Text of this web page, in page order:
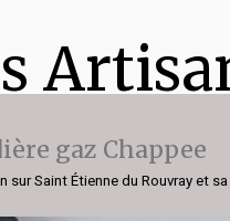
gaz Chappee
sur Saint Étienne du Rouvray et